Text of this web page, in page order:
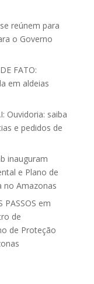
reúnem para
o Governo
FATO:
em aldeias
Ouvidoria: saiba
e pedidos de
inauguram
e Plano de
no Amazonas
PASSOS em
de
de Proteção